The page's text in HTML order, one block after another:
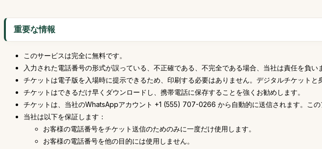
重要な情報
このサービスは完全に無料です。
入力された電話番号の形式が誤っている、不正確である、不完全である場合、当社は責任を負い
チケットは電子版を入場時に提示できるため、印刷する必要はありません。デジタルチケットと
チケットはできるだけ早くダウンロードし、携帯電話に保存することを強くお勧めします。
チケットは、当社のWhatsAppアカウント +1 (555) 707-0266 から自動的に送信されます。こ
当社は以下を保証します：
お客様の電話番号をチケット送信のためのみに一度だけ使用します。
お客様の電話番号を他の目的には使用しません。